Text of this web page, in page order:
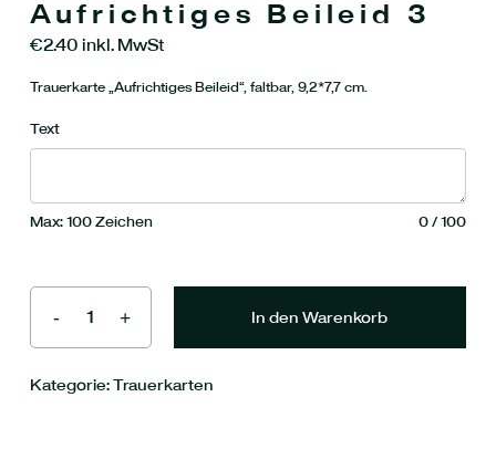
Aufrichtiges Beileid 3
€2.40 inkl. MwSt
Trauerkarte „Aufrichtiges Beileid“, faltbar, 9,2*7,7 cm.
Text
0 /100
Max: 100 Zeichen
In den Warenkorb
Kategorie: Trauerkarten